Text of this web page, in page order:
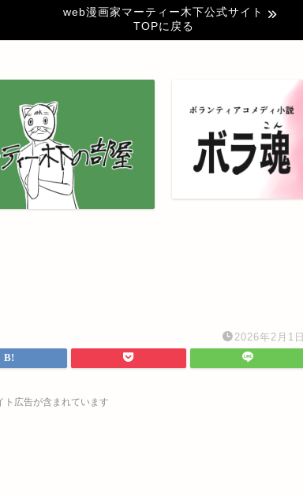
web漫画家マーティー木下公式サイト
TOPに戻る
2026年2月1日
ト広告が含まれています